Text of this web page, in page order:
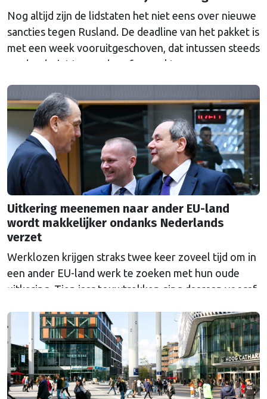
Nog altijd zijn de lidstaten het niet eens over nieuwe
sancties tegen Rusland. De deadline van het pakket is
met een week vooruitgeschoven, dat intussen steeds
verder dreigt te worden afgezwakt.
Uitkering meenemen naar ander EU-land
wordt makkelijker ondanks Nederlands
verzet
Werklozen krijgen straks twee keer zoveel tijd om in
een ander EU-land werk te zoeken met hun oude
uitkering. Tien jaar touwtrekken ging daaraan vooraf.